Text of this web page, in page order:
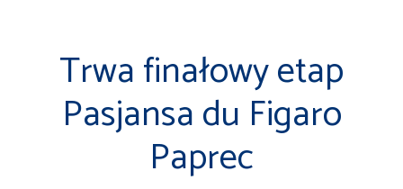
Trwa finałowy etap
Pasjansa du Figaro
Paprec